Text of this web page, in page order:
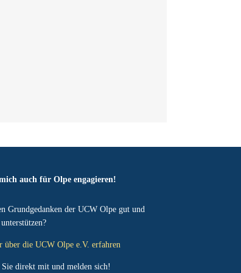
auch für Olpe engagieren!
Grundgedanken der UCW Olpe gut und
über die UCW Olpe e.V. erfahren
Sie direkt mit und melden sich!